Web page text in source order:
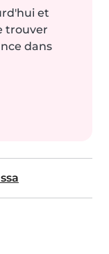
et
trouver
dans